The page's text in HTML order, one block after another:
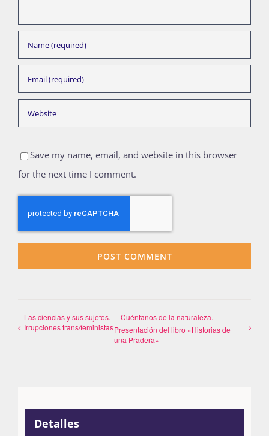
Save my name, email, and website in this browser
for the next time I comment.
Las ciencias y sus sujetos.
Irrupciones trans/feministas
Cuéntanos de la naturaleza.
Presentación del libro «Historias de
una Pradera»
Detalles